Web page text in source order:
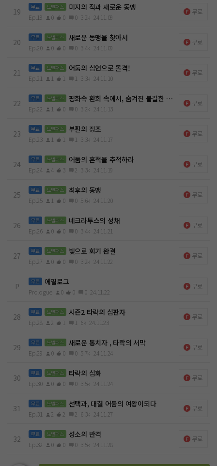
19
무료 노벨패스 미지의 적과 새로운 동맹
Ep.19 0 0 0 3.2k 24.11.09
무료
20
무료 노벨패스 새로운 동맹을 찾아서
Ep.20 0 0 0 3.4k 24.11.09
무료
21
무료 노벨패스 어둠의 심연으로 돌격!
Ep.21 1 1 1 3.3k 24.11.10
무료
22
무료 노벨패스 평화속 환희 속에서, 숨겨진 불길한 징조
Ep.22 1 0 0 3.2k 24.11.13
무료
23
무료 노벨패스 부활의 징조
Ep.23 1 1 1 3.3k 24.11.17
무료
24
무료 노벨패스 어둠의 흔적을 추적하라
Ep.24 4 3 2 3.3k 24.11.19
무료
25
무료 노벨패스 최후의 동맹
Ep.25 1 0 0 5.6k 24.11.20
무료
26
무료 노벨패스 네크라투스의 성채
Ep.26 0 0 0 3.4k 24.11.21
무료
27
무료 노벨패스 빛으로 회기 완결
Ep.27 0 0 0 3.2k 24.11.22
무료
P
무료 에필로그
Prologue 0 0 0 24.11.22
무료
28
무료 노벨패스 시즌2 타락의 심판자
Ep.28 2 1 1 6k 24.11.23
무료
29
무료 노벨패스 새로운 통치자 , 타락의 서막
Ep.29 0 0 0 5.7k 24.11.24
무료
30
무료 노벨패스 타락의 심화
Ep.30 0 0 0 3.5k 24.11.24
무료
31
무료 노벨패스 선택과, 대결 어둠의 여왕이되다
Ep.31 2 2 2 6.3k 24.11.27
무료
32
무료 노벨패스 성소의 반격
Ep.32 0 0 0 3.5k 24.11.28
무료